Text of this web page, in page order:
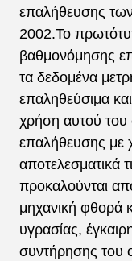
επαλήθευσης
2002.Το
βαθμονόμησης
τα δεδομένα
επαληθεύσιμα
χρήση αυτού του
επαλήθευσης με
αποτελεσματικά
προκαλούνται
μηχανική φθορά
υγρασίας,
συντήρησης του